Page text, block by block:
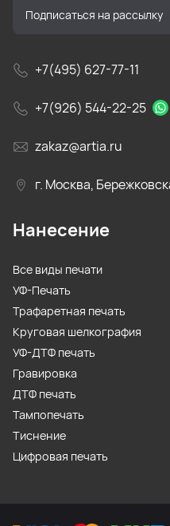
+7(495) 627-77-11
+7(926) 544-22-25
zakaz@artia.ru
г. Москва,
Нанесение
Все виды печати
УФ-Печать
Трафаретная печать
Круговая шелкография
УФ-ДТФ печать
Гравировка
ДТФ печать
Тампопечать
Тиснение
Цифровая печать